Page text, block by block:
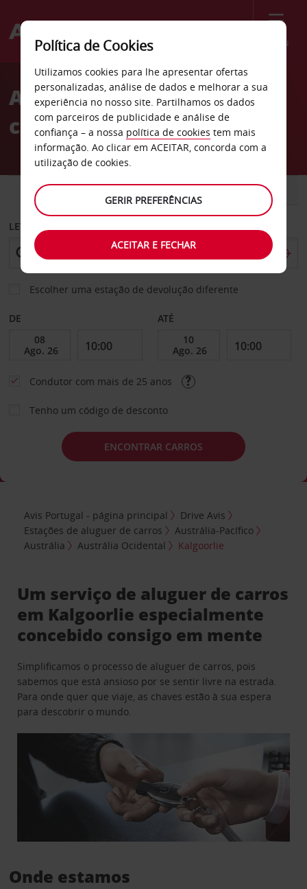
Menu
Welcome
AvisAluguer de
carros Kalgoorlie
CARRO COMERCIAIS
LEVANTAR EM
Escolher uma estação de devolução diferente
DE ATÉ
Condutor com mais de 25 anos
Tenho um código de desconto
ENCONTRAR CARROS
Avis Portugal - página principal
Drive Avis
Estações de aluguer de carros
Austrália-Pacífico
Austrália
Austrália Ocidental Kalgoorlie
Um serviço de aluguer de carros
em Kalgoorlie especialmente
concebido consigo em mente
Simplificamos o processo de aluguer de carros, pois
sabemos que está ansioso por se sentir livre na estrada.
Para onde quer que viaje, as chaves estão à sua espera
para descobrir o mundo.
Onde estamos
Política de Cookies
Utilizamos cookies para lhe apresentar ofertas
personalizadas, análise de dados e melhorar a sua
experiência no nosso site. Partilhamos os dados
com parceiros de publicidade e análise de
confiança – a nossa política de cookies tem mais
informação. Ao clicar em ACEITAR, concorda com a
utilização de cookies.
GERIR PREFERÊNCIAS
ACEITAR E FECHAR